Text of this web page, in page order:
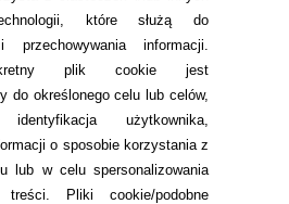
które służą do
przechowywania informacji.
plik cookie jest
do określonego celu lub celów,
użytkownika,
o sposobie korzystania z
lub w celu spersonalizowania
treści.
Pliki cookie/podobne